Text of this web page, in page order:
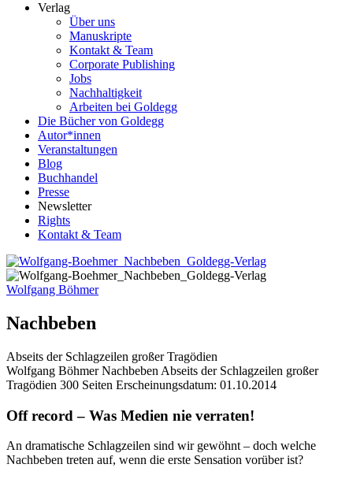
Verlag
Über uns
Manuskripte
Kontakt & Team
Corporate Publishing
Jobs
Nachhaltigkeit
Arbeiten bei Goldegg
Die Bücher von Goldegg
Autor*innen
Veranstaltungen
Blog
Buchhandel
Presse
Newsletter
Rights
Kontakt & Team
Wolfgang Böhmer
Nachbeben
Abseits der Schlagzeilen großer Tragödien
Buchdetails
Wolfgang Böhmer Nachbeben Abseits der Schlagzeilen großer
Tragödien 300 Seiten Erscheinungsdatum: 01.10.2014
Beschreibung
Off record – Was Medien nie verraten!
An dramatische Schlagzeilen sind wir gewöhnt – doch welche
Nachbeben treten auf, wenn die erste Sensation vorüber ist?